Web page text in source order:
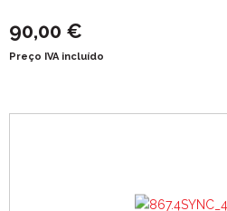
90,00 €
Preço IVA incluído